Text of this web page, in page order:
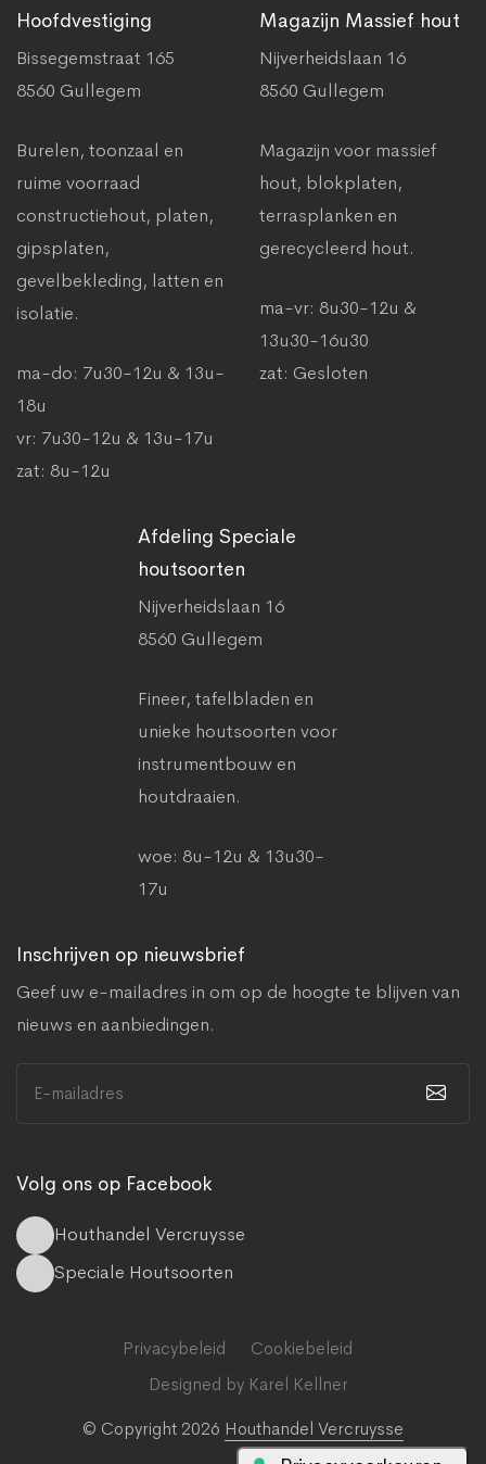
Hoofdvestiging
Bissegemstraat 165
8560 Gullegem
Burelen, toonzaal en
ruime voorraad
constructiehout, platen,
gipsplaten,
gevelbekleding, latten en
isolatie.
ma-do: 7u30-12u & 13u-
18u
vr: 7u30-12u & 13u-17u
zat: 8u-12u
Magazijn Massief hout
Nijverheidslaan 16
8560 Gullegem
Magazijn voor massief
hout, blokplaten,
terrasplanken en
gerecycleerd hout.
ma-vr: 8u30-12u &
13u30-16u30
zat: Gesloten
Afdeling Speciale
houtsoorten
Nijverheidslaan 16
8560 Gullegem
Fineer, tafelbladen en
unieke houtsoorten voor
instrumentbouw en
houtdraaien.
woe: 8u-12u & 13u30-
17u
Inschrijven op nieuwsbrief
Geef uw e-mailadres in om op de hoogte te blijven van
nieuws en aanbiedingen.
Volg ons op Facebook
Houthandel Vercruysse
Speciale Houtsoorten
© Copyright 2026 Houthandel Vercruysse
Privacybeleid
Cookiebeleid
Designed by Karel Kellner